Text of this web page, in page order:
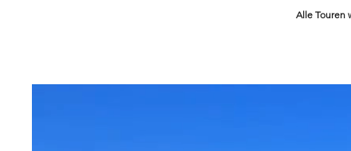
Alle Touren